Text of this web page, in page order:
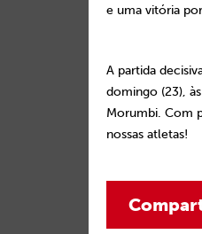
e uma vitória
A partida
domingo (23),
Morumbi. Com
nossas atletas!